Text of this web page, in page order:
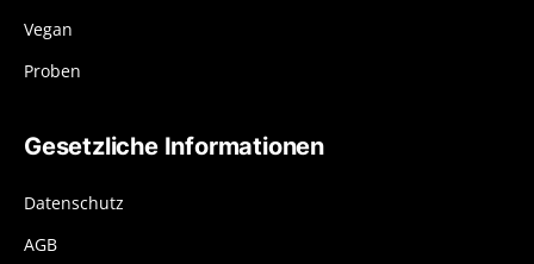
Vegan
Proben
Gesetzliche Informationen
Datenschutz
AGB